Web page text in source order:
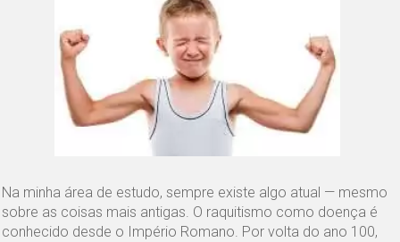
Na minha área de estudo, sempre existe algo atual — mesmo
sobre as coisas mais antigas. O raquitismo como doença é
conhecido desde o Império Romano. Por volta do ano 100,